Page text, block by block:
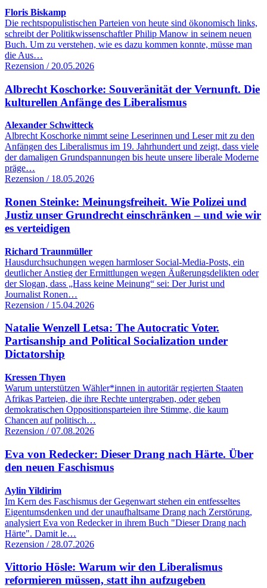
Floris Biskamp
Die rechtspopulistischen Parteien von heute sind ökonomisch links,
schreibt der Politikwissenschaftler Philip Manow in seinem neuen
Buch. Um zu verstehen, wie es dazu kommen konnte, müsse man
die Aus…
Rezension / 20.05.2026
Albrecht Koschorke: Souveränität der Vernunft. Die
kulturellen Anfänge des Liberalismus
Alexander Schwitteck
Albrecht Koschorke nimmt seine Leserinnen und Leser mit zu den
Anfängen des Liberalismus im 19. Jahrhundert und zeigt, dass viele
der damaligen Grundspannungen bis heute unsere liberale Moderne
präge…
Rezension / 18.05.2026
Ronen Steinke: Meinungsfreiheit. Wie Polizei und
Justiz unser Grundrecht einschränken – und wie wir
es verteidigen
Richard Traunmüller
Hausdurchsuchungen wegen harmloser Social-Media-Posts, ein
deutlicher Anstieg der Ermittlungen wegen Äußerungsdelikten oder
der Slogan, dass „Hass keine Meinung“ sei: Der Jurist und
Journalist Ronen…
Rezension / 15.04.2026
Natalie Wenzell Letsa: The Autocratic Voter.
Partisanship and Political Socialization under
Dictatorship
Kressen Thyen
Warum unterstützen Wähler*innen in autoritär regierten Staaten
Afrikas Parteien, die ihre Rechte untergraben, oder geben
demokratischen Oppositionsparteien ihre Stimme, die kaum
Chancen auf politisch…
Rezension / 07.08.2026
Eva von Redecker: Dieser Drang nach Härte. Über
den neuen Faschismus
Aylin Yildirim
Im Kern des Faschismus der Gegenwart stehen ein entfesseltes
Eigentumsdenken und der unaufhaltsame Drang nach Zerstörung,
analysiert Eva von Redecker in ihrem Buch "Dieser Drang nach
Härte". Damit le…
Rezension / 28.07.2026
Vittorio Hösle: Warum wir den Liberalismus
reformieren müssen, statt ihn aufzugeben